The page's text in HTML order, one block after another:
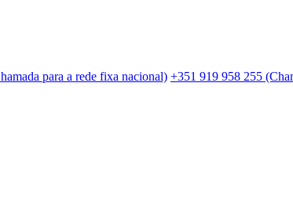
para a rede fixa nacional) +351 919 958 255